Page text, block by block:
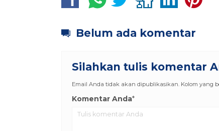
Belum ada komentar
Silahkan tulis komentar
Email Anda tidak akan dipublikasikan. Kolom yang
Komentar Anda*